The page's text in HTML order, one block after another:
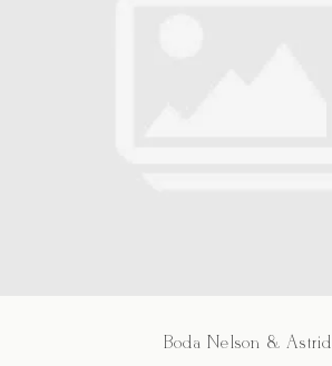
Boda Nelson & Astrid